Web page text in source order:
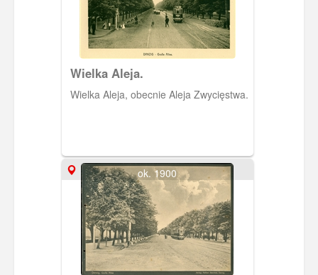
Wielka Aleja.
Wielka Aleja, obecnie Aleja Zwycięstwa.
ok. 1900